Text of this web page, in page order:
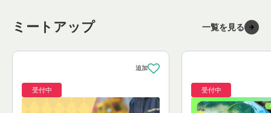
ミートアップ 一覧を見る
受付中 受付中